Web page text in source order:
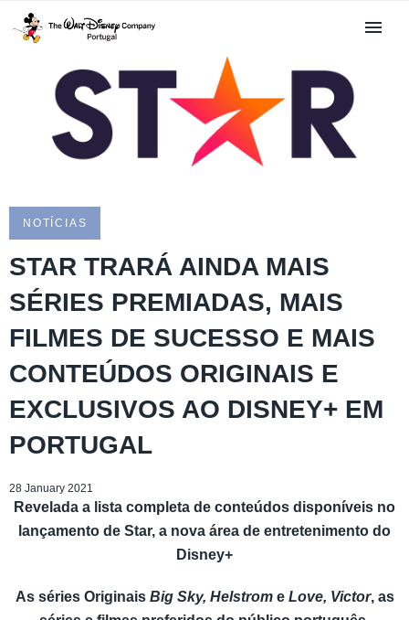
NOTÍCIAS
STAR TRARÁ AINDA MAIS
SÉRIES PREMIADAS, MAIS
FILMES DE SUCESSO E MAIS
CONTEÚDOS ORIGINAIS E
EXCLUSIVOS AO DISNEY+ EM
PORTUGAL
28 January 2021
Revelada a lista completa de conteúdos disponíveis no
lançamento de Star, a nova área de entretenimento do
Disney+
As séries OriginaisBig Sky, Helstrome Love, Victor, as